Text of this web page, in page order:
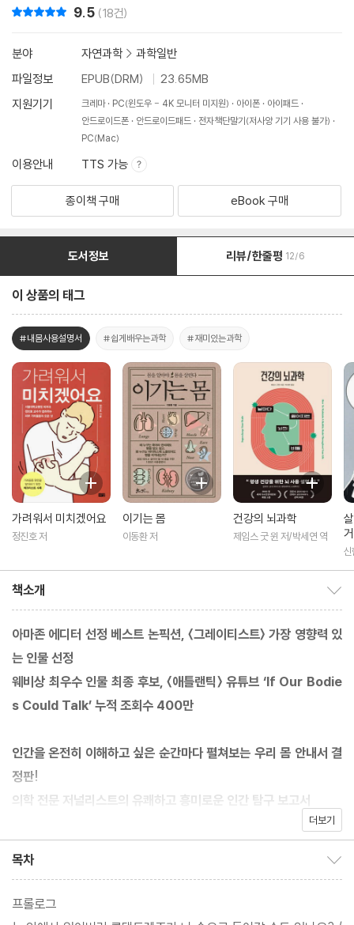
9.5 (18건)
분야 자연과학 > 과학일반
파일정보
EPUB(DRM)
23.65MB
지원기기
크레마 PC(윈도우 - 4K 모니터 미지원) 아이폰
아이패드
안드로이드폰
안드로이드패드
전자책단말기(저사양 기기 사용 불가)
PC(Mac)
이용안내 TTS 가능
종이책 구매 eBook 구매
도서정보 리뷰/한줄평 12/6
이 상품의 태그
#내몸사용설명서 #쉽게배우는과학 #재미있는과학
가려워서 미치겠어요
정진호 저
이기는 몸
이동환 저
건강의 뇌과학
제임스 굿 윈 저/박세연 역
신
책소개
아마존 에디터 선정 베스트 논픽션, 〈그레이티스트〉 가장 영향력 있
는 인물 선정
웨비상 최우수 인물 최종 후보, 〈애틀랜틱〉 유튜브 ‘If Our Bodie
s Could Talk’ 누적 조회수 400만
인간을 온전히 이해하고 싶은 순간마다 펼쳐보는 우리 몸 안내서 결
정판!
의학 전문 저널리스트의 유쾌하고 흥미로운 인간 탐구 보고서
회수 400만 회를 돌파하며 화제를 모았던 ‘If Our Bodies Could
Talk’ 시리즈가 한 권의 책으로 엮여 나왔다. 출간 즉시 아마존 베스
트셀러로 주목받은 제임스 햄블린의 첫 번째 책 《우리 몸이 말을 할
더보기
목차
프롤로그